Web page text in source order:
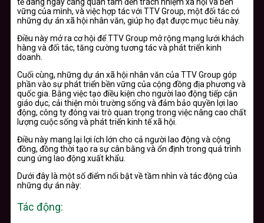
vững của mình, và việc hợp tác với TTV Group, một đối tác có
những dự án xã hội nhân văn, giúp họ đạt được mục tiêu này.
Điều này mở ra cơ hội để TTV Group mở rộng mạng lưới khách
hàng và đối tác, tăng cường tương tác và phát triển kinh
doanh.
Cuối cùng, những dự án xã hội nhân văn của TTV Group góp
phần vào sự phát triển bền vững của cộng đồng địa phương và
quốc gia. Bằng việc tạo điều kiện cho người lao động tiếp cận
giáo dục, cải thiện môi trường sống và đảm bảo quyền lợi lao
động, công ty đóng vai trò quan trọng trong việc nâng cao chất
lượng cuộc sống và phát triển kinh tế xã hội.
Điều này mang lại lợi ích lớn cho cả người lao động và cộng
đồng, đồng thời tạo ra sự cân bằng và ổn định trong quá trình
cung ứng lao động xuất khẩu.
Dưới đây là một số điểm nổi bật về tầm nhìn và tác động của
những dự án này:
Tác động: